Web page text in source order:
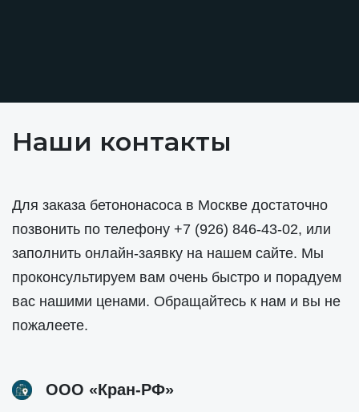
Наши контакты
Для заказа бетононасоса в Москве достаточно
позвонить по телефону +7 (926) 846-43-02, или
заполнить онлайн-заявку на нашем сайте. Мы
проконсультируем вам очень быстро и порадуем
вас нашими ценами. Обращайтесь к нам и вы не
пожалеете.
ООО «Кран-РФ»